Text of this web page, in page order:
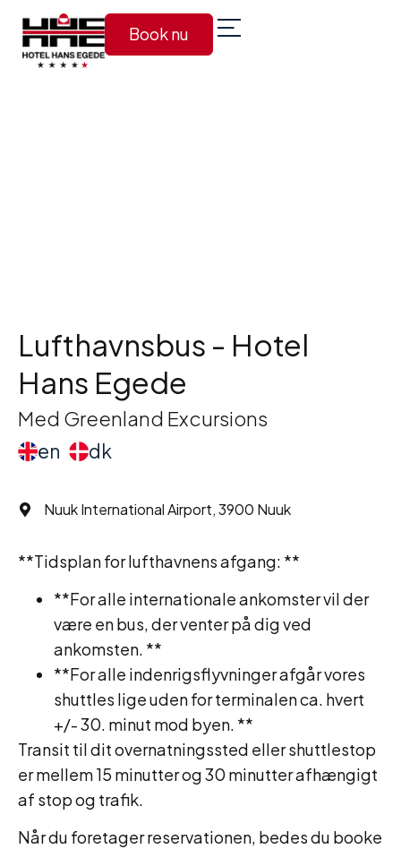
Book nu
Lufthavnsbus - Hotel
Hans Egede
Med Greenland Excursions
en dk
Nuuk International Airport, 3900 Nuuk
**Tidsplan for lufthavnens afgang: **
**For alle internationale ankomster vil der
være en bus, der venter på dig ved
ankomsten. **
**For alle indenrigsflyvninger afgår vores
shuttles lige uden for terminalen ca. hvert
+/- 30. minut mod byen. **
Transit til dit overnatningssted eller shuttlestop
er mellem 15 minutter og 30 minutter afhængigt
af stop og trafik.
Når du foretager reservationen, bedes du booke